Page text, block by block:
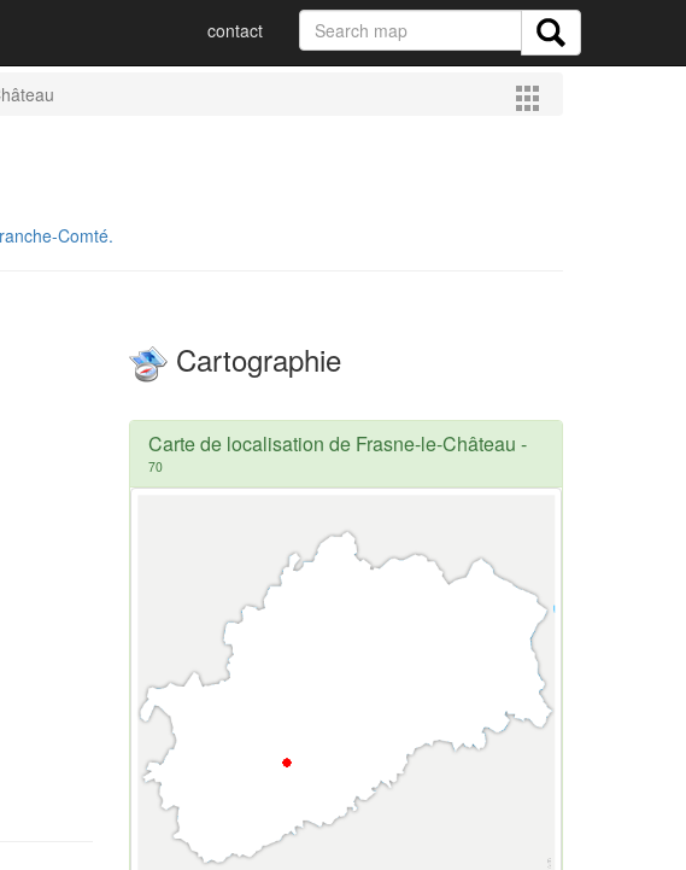
contact
Comté.
Cartographie
Carte de localisation de Frasne-le-Château -
70